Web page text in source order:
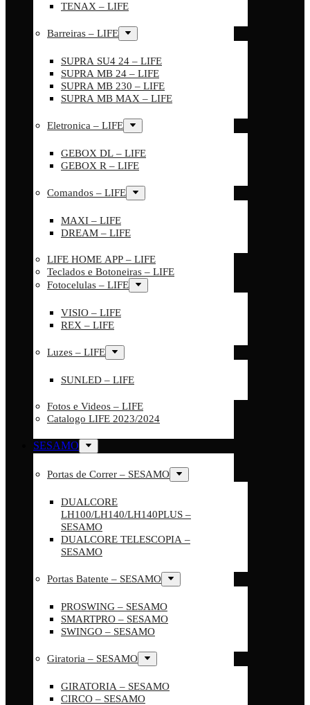
TENAX – LIFE
Barreiras – LIFE
SUPRA SU4 24 – LIFE
SUPRA MB 24 – LIFE
SUPRA MB 230 – LIFE
SUPRA MB MAX – LIFE
Eletronica – LIFE
GEBOX DL – LIFE
GEBOX R – LIFE
Comandos – LIFE
MAXI – LIFE
DREAM – LIFE
LIFE HOME APP – LIFE
Teclados e Botoneiras – LIFE
Fotocelulas – LIFE
VISIO – LIFE
REX – LIFE
Luzes – LIFE
SUNLED – LIFE
Fotos e Videos – LIFE
Catalogo LIFE 2023/2024
SESAMO
Portas de Correr – SESAMO
DUALCORE
LH100/LH140/LH140PLUS –
SESAMO
DUALCORE TELESCOPIA –
SESAMO
Portas Batente – SESAMO
PROSWING – SESAMO
SMARTPRO – SESAMO
SWINGO – SESAMO
Giratoria – SESAMO
GIRATORIA – SESAMO
CIRCO – SESAMO